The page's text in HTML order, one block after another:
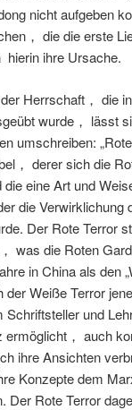
nicht aufgeben
， die die erste
hierin ihre Ursache.
Herrschaft， die
wurde， lässt
umschreiben:
， derer sich die
eine Art und
die Verwirklichung
Der Rote Terror
was die Roten
in China als den
der Weiße Terror
Schriftsteller und
ermöglicht， auch
ihre Ansichten
Konzepte dem
Der Rote Terror